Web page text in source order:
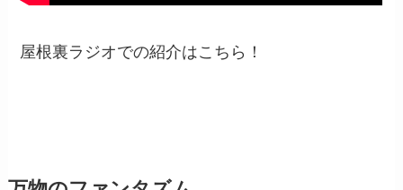
屋根裏ラジオでの紹介はこちら！